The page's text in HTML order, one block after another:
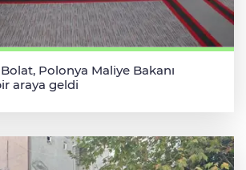
Polonya Maliye Bakanı
araya geldi